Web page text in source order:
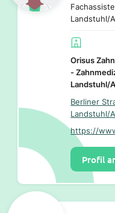
Landstuhl/
Orisus
-
Landstuhl/
Berliner
Landstuhl/
Profil